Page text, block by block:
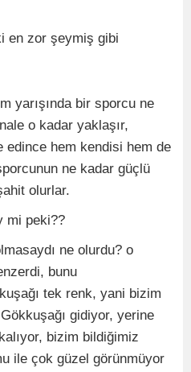
en zor şeymiş gibi
yarışında bir sporcu ne
o kadar yaklaşır,
edince hem kendisi hem de
ne kadar güçlü
olurlar.
mi peki??
ne olurdu? o
bunu
tek renk, yani bizim
gidiyor, yerine
bizim bildiğimiz
ile çok güzel görünmüyor